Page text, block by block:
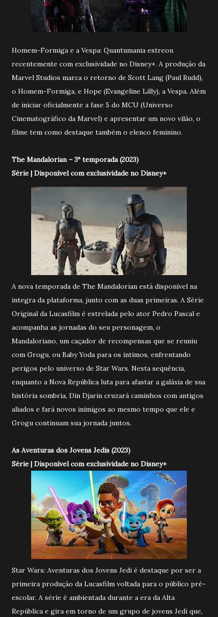
Homem-Formiga e a Vespa: Quantumania estreou
recentemente com exclusividade no Disney+. A produção da
Marvel Studios marca o retorno de Scott Lang (Paul Rudd),
o Homem-Formiga, e Hope (Evangeline Lilly), a Vespa. Além
de iniciar oficialmente a fase 5 do MCU (Universo
Cinematográfico da Marvel) e apresentar um novo vilão, o
filme tem como destaque também o elenco feminino.
The Mandalorian – 3ª temporada (2023)
Série | Disponível com exclusividade no Disney+
A nova temporada de The Mandalorian está disponível na
íntegra da plataforma, junto com as duas primeiras. A Série
Original da Lucasfilm é estrelada pelo ator Pedro Pascal e
acompanha as jornadas do seu personagem, o
Mandaloriano, um caçador de recompensas que se reuniu
com Grogu, ou Baby Yoda para os íntimos, enfrentando
perigos pelo universo de Star Wars. Nesta sequência,
enquanto a Nova República luta para afastar a galáxia de sua
história sombria, Din Djarin cruzará caminhos com antigos
aliados e fará novos inimigos ao mesmo tempo que ele e
Grogu continuam sua jornada juntos.
As Aventuras dos Jovens Jedis (2023)
Série | Disponível com exclusividade no Disney+
Star Wars: Aventuras dos Jovens Jedi é destaque por ser a
primeira produção da Lucasfilm voltada para o público pré-
escolar. A série é ambientada durante a era da Alta
República e gira em torno de um grupo de jovens Jedi que,